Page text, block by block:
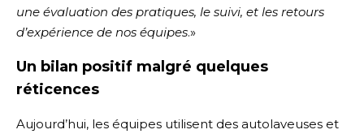
une évaluation des pratiques, le suivi, et les retours
d’expérience de nos équipes.»
Un bilan positif malgré quelques
réticences
Aujourd’hui, les équipes utilisent des autolaveuses et